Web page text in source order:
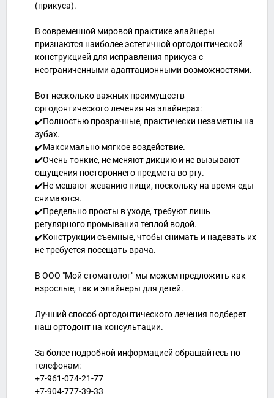
(прикуса).
В современной мировой практике элайнеры
признаются наиболее эстетичной ортодонтической
конструкцией для исправления прикуса с
неограниченными адаптационными возможностями.
Вот несколько важных преимуществ
ортодонтического лечения на элайнерах:
✔️Полностью прозрачные, практически незаметны на
зубах.
✔️Максимально мягкое воздействие.
✔️Очень тонкие, не меняют дикцию и не вызывают
ощущения постороннего предмета во рту.
✔️Не мешают жеванию пищи, поскольку на время еды
снимаются.
✔️Предельно просты в уходе, требуют лишь
регулярного промывания теплой водой.
✔️Конструкции съемные, чтобы снимать и надевать их
не требуется посещать врача.
В ООО "Мой стоматолог" мы можем предложить как
взрослые, так и элайнеры для детей.
Лучший способ ортодонтического лечения подберет
наш ортодонт на консультации.
За более подробной информацией обращайтесь по
телефонам:
+7-961-074-21-77
+7-904-777-39-33